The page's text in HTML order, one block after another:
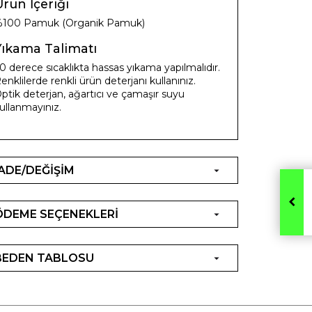
İçeriği
Pamuk (Organik Pamuk)
Talimatı
derece sıcaklıkta hassas yıkama yapılmalıdır.
renkli ürün deterjanı kullanınız.
deterjan, ağartıcı ve çamaşır suyu
DEĞİŞİM
SEÇENEKLERİ
TABLOSU